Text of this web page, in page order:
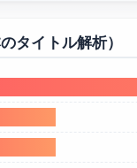
タイトル解析）